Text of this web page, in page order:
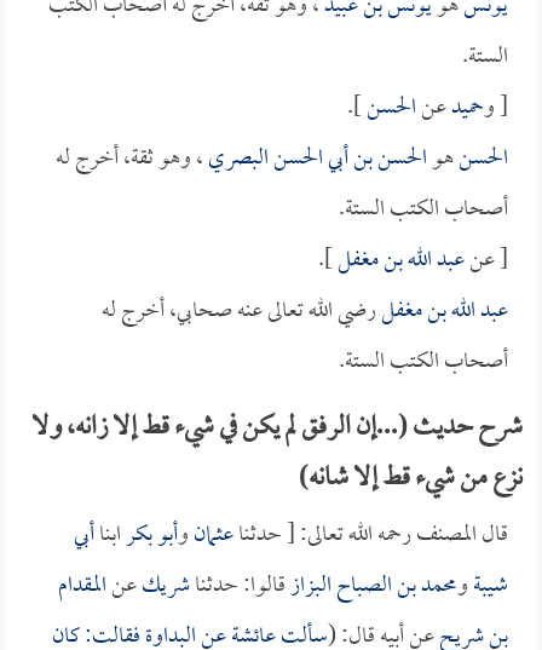
الستة.
[ وحميدعنالحسن].
الحسنهوالحسن بن أبي الحسن البصري، وهو ثقة، أخرج له
أصحاب الكتب الستة.
[ عنعبد الله بن مغفل].
عبد الله بن مغفلرضي الله تعالى عنه صحابي، أخرج له
أصحاب الكتب الستة.
شرح حديث (...إن الرفق لم يكن في شيء قط إلا زانه، ولا
نزع من شيء قط إلا شانه)
قال المصنف رحمه الله تعالى: [ حدثناعثمانوأبو بكرابناأبي
شيبةومحمد بن الصباح البزازقالوا: حدثناشريكعنالمقدام
بن شريحعن أبيه قال: (سألتعائشةعن البداوة فقالت: كان